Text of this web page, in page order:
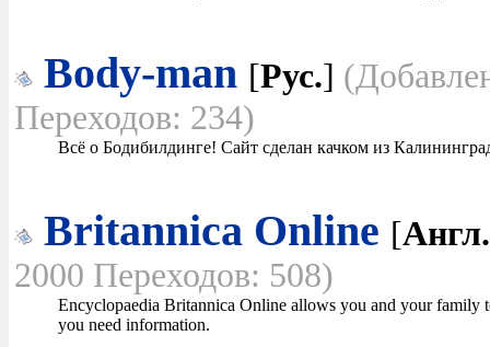
Body-man [Рус.]
Переходов: 234)
Всё о Бодибилдинге! Сайт сделан качком из
Britannica Online [Англ.
2000 Переходов: 508)
Encyclopaedia Britannica Online allows you and your family
you need information.